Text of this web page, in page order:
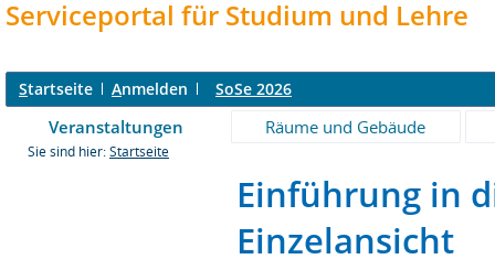
Serviceportal für Studium und Lehre
Startseite Anmelden SoSe 2026
Veranstaltungen Räume und Gebäude
Sie sind hier: Startseite
Einführung in
Einzelansicht